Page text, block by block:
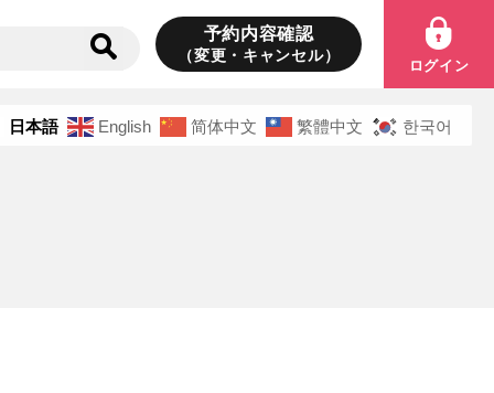
日本語 English 简体中文 繁體中文 한국어
予約内容確認
（変更・キャンセル）
ログイン